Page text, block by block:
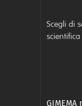
Scegli di
GIMEMA